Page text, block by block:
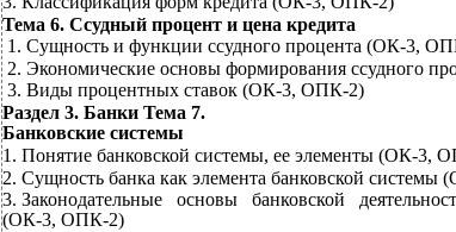
Тема 6. Ссудный процент и цена кредита
1. Сущность и функции ссудного процента (ОК-3,
2. Экономические основы формирования ссудного
3. Виды процентных ставок (ОК-3, ОПК-2)
Раздел 3. Банки Тема 7.
Банковские системы
1. Понятие банковской системы, ее элементы (ОК-3,
2. Сущность банка как элемента банковской системы
3. Законодательные основы банковской
(ОК-3, ОПК-2)